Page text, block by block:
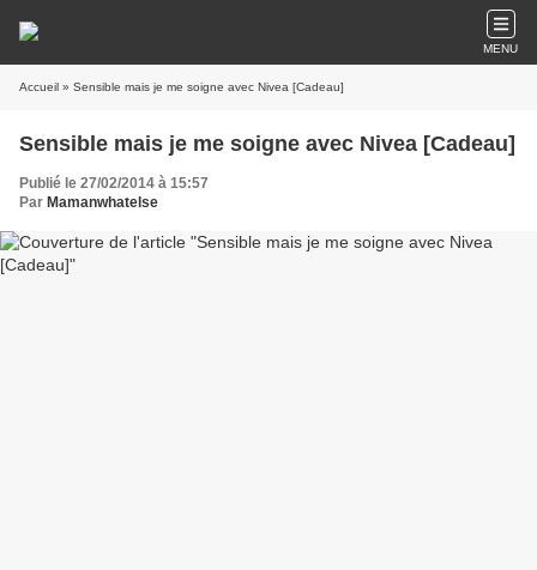
MENU
Accueil » Sensible mais je me soigne avec Nivea [Cadeau]
Sensible mais je me soigne avec Nivea [Cadeau]
Publié le 27/02/2014 à 15:57
Par Mamanwhatelse